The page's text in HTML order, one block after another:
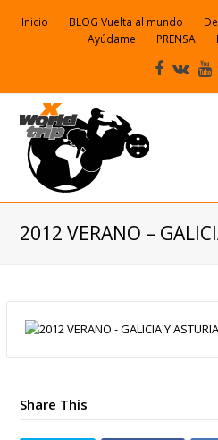
Inicio BLOG Vuelta al mundo
Ayúdame
PRENSA
VK
2012 VERANO –
Share This